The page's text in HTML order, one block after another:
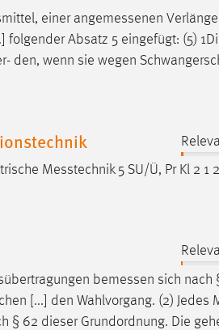
einer angemessenen
Absatz 5 eingefügt: (5)
den, wenn sie wegen
Messtechnik5 SU/Ü, Pr Kl 2 1
bemessen sich nach
[...] den Wahlvorgang. (2) Jedes
§ 62 dieser Grundordnung. Die